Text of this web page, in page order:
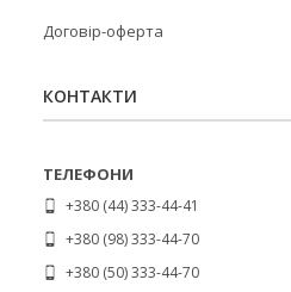
Договір-оферта
КОНТАКТИ
+380 (44) 333-44-41
+380 (98) 333-44-70
+380 (50) 333-44-70